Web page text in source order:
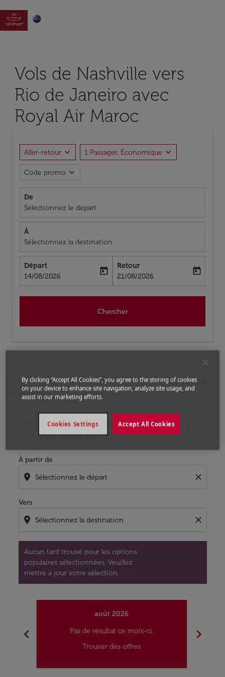

Vols de Nashville vers
Rio de Janeiro avec
Royal Air Maroc
Aller-retour expand_more 1 Passager, Économique expand_more
Code promo expand_more
De
Sélectionnez le départ
À
Sélectionnez la destination
Départ
fc-booking-departure-date-aria-label
14/08/2026
today
Retour
fc-booking-return-date-aria-label
21/08/2026
today
Chercher
Accueil Vols Vols pour Brésil
Vols de Nashville a
Rio de Janeiro
Prochains Vols de Nashville vers
Rio de Janeiro
À partir de
location_on close
Vers
location_on close
Aucun tarif trouvé pour les options
populaires sélectionnées. Veuillez
mettre à jour votre sélection.
Aucun tarif trouvé pour les options populaires
chevron_left
août 2026
Pas de résultat ce mois-ci.
Trouver des offres
chevron_right
By clicking “Accept All Cookies”, you agree to the storing of cookies
on your device to enhance site navigation, analyze site usage, and
assist in our marketing efforts.
Accept All Cookies
Cookies Settings